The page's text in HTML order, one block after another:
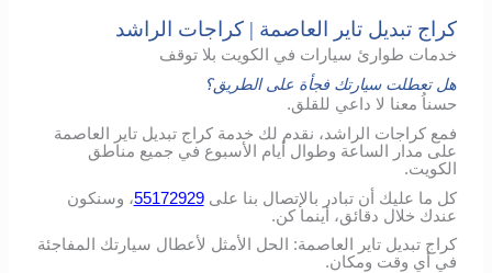
كراج تبديل تاير العاصمة | كراجات الراشد
خدمات طوارئ سيارات في الكويت بلا توقف
هل تعطلت سيارتك فجأة على الطريق؟
حسناُ معنا لا داعي للقلق.
فمع كراجات الراشد، نقدم لك خدمة كراج تبديل تاير العاصمة
على مدار الساعة وطوال أيام الأسبوع في جميع مناطق
الكويت.
كل ما عليك أن تبادر بالإتصال بنا على55172929، وسنكون
عندك خلال دقائق، أينما كن.
كراج تبديل تاير العاصمة: الحل الأمثل لأعطال سيارتك المفاجئة
في أي وقت ومكان.